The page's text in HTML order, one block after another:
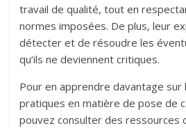
travail de qualité, tout en
normes imposées. De plus, leur
détecter et de résoudre les
qu’ils ne deviennent critiques.
Pour en apprendre davantage sur
pratiques en matière de pose de
pouvez consulter des ressources